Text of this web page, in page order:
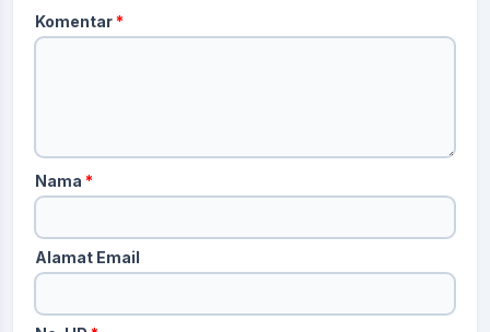
Komentar*
Nama *
Alamat Email